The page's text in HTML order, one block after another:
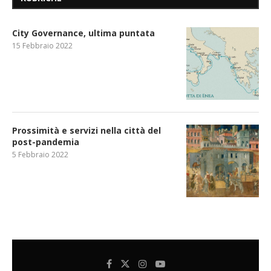
City Governance, ultima puntata
15 Febbraio 2022
Prossimità e servizi nella città del
post-pandemia
5 Febbraio 2022